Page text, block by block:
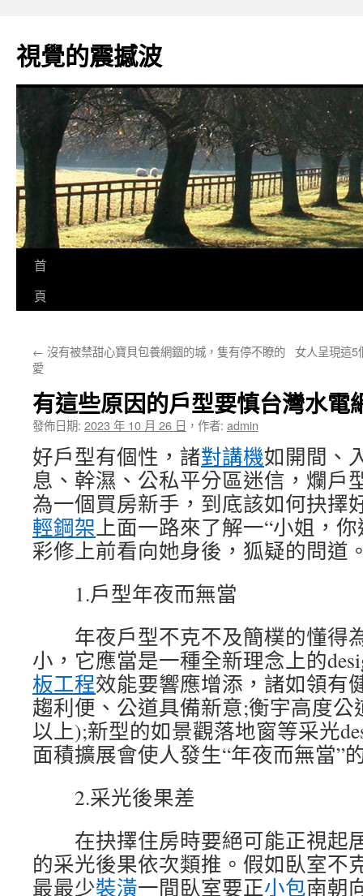
主
要
視覺的震撼波
首
頁
← 沒有被禁甜心寶貝包養網錮的城，隻有停不瞭的
愛
女人呈現這5
有這些原因的戶型要慎台灣水電
發佈日期: 2023 年 10 月 26 日 ， 作者: admin
好戶型有個性，諸對講機如開間、
息、幹濕、公私平分區迷信，爛戶
為一個買房新手，到底該如何抉擇
輕鋼架上面一路來了解一“小姐，
彩修上前看向她身後，狐疑的問道
1.戶型年夜而無當
年夜戶型不克不及簡樸的懂得
小，它應當是一種全新理念上的
板工程效能要響應增添，諸如領有
趨利便、公道具備新意;衡宇高度公
以上);新型的如景觀落地窗等采光
面積擴展會使人發生“年夜而無當”
2.采光後果差
在抉擇住房時要絕可能正視起
的采光後果依次類推。假如臥室不
最最少裝潢一間臥室要正小包南朝